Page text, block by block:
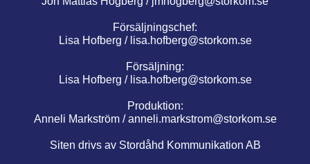
Försäljningschef:
Lisa Hofberg / lisa.hofberg@storkom.se
Försäljning:
Lisa Hofberg / lisa.hofberg@storkom.se
Produktion:
Anneli Markström /anneli.markstrom@storkom.se
Siten drivs av Stordåhd Kommunikation AB